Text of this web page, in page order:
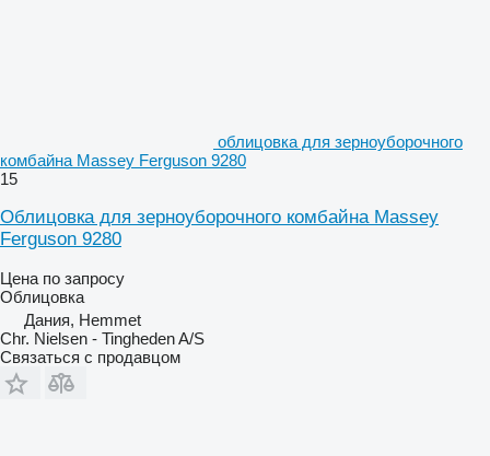
облицовка для зерноуборочного
комбайна Massey Ferguson 9280
15
Облицовка для зерноуборочного комбайна Massey
Ferguson 9280
Цена по запросу
Облицовка
Дания, Hemmet
Chr. Nielsen - Tingheden A/S
Связаться с продавцом